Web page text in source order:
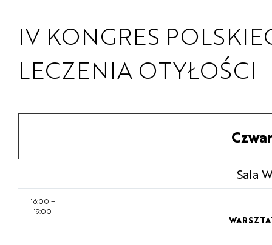
IV KONGRES
LECZENIA OTYŁOŚCI
Sala
16:00 –
19:00